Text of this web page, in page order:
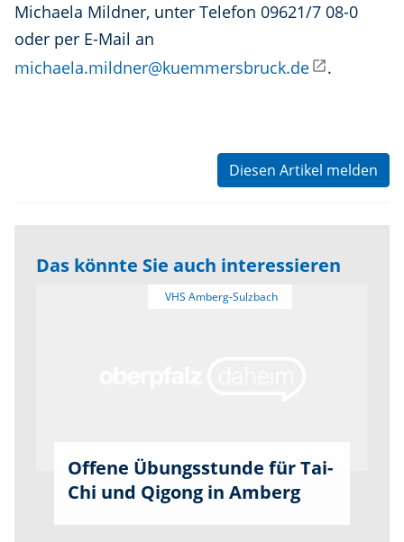
Michaela Mildner, unter Telefon 09621/7 08-0
oder per E-Mail an
michaela.mildner@kuemmersbruck.de
.
Diesen Artikel melden
Das könnte Sie auch interessieren
Offene Übungsstunde für Tai-
Chi und Qigong in Amberg